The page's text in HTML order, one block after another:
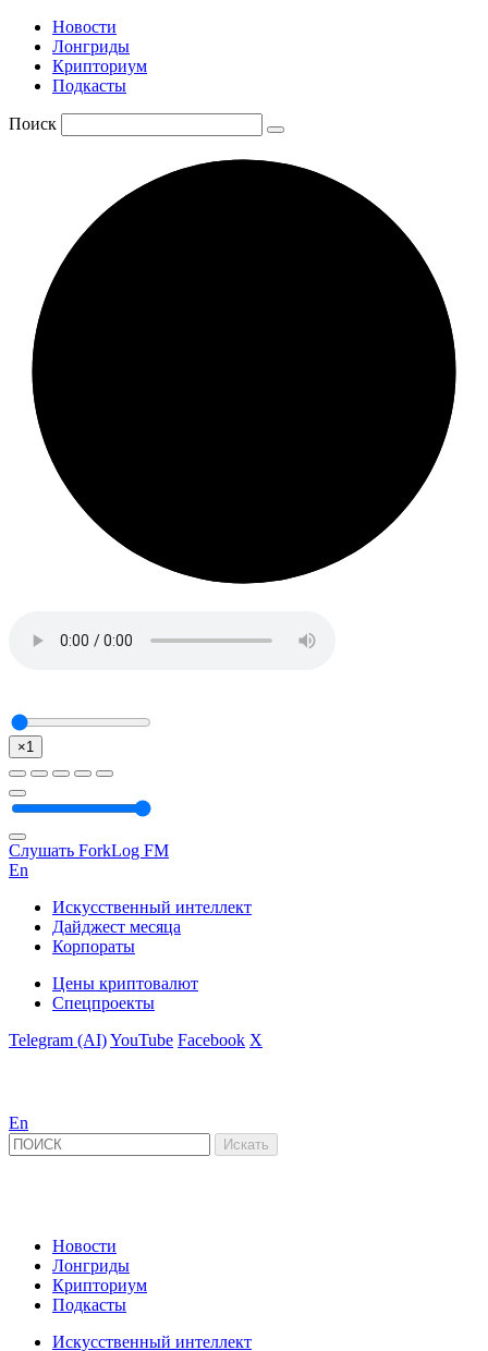
Новости
Лонгриды
Крипториум
Подкасты
Поиск
×1
Слушать ForkLog FM
En
Искусственный интеллект
Дайджест месяца
Корпораты
Цены криптовалют
Спецпроекты
Telegram (AI)YouTube Facebook X
En
Новости
Лонгриды
Крипториум
Подкасты
Искусственный интеллект